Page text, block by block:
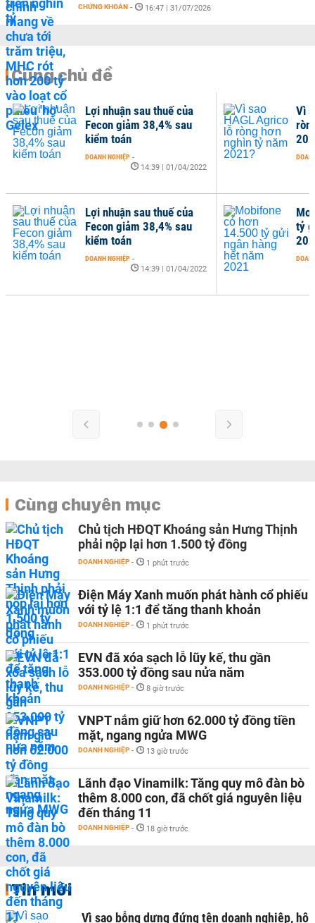
CHỨNG KHOÁN - 16:47 | 31/07/2026
Cùng chủ đề
tỷ
Lợi nhuận sau thuế của
Fecon giảm 38,4% sau
kiểm toán
DOANH NGHIỆP -
14:39 | 01/04/2022
Lợi nhuận sau thuế của
Fecon giảm 38,4% sau
kiểm toán
DOANH NGHIỆP -
14:39 | 01/04/2022
Vì
Cùng chuyên mục
Chủ tịch HĐQT Khoáng sản Hưng Thịnh
phải nộp lại hơn 1.500 tỷ đồng
DOANH NGHIỆP - 1 phút trước
Điện Máy Xanh muốn phát hành cổ phiếu
với tỷ lệ 1:1 để tăng thanh khoản
DOANH NGHIỆP - 1 phút trước
EVN đã xóa sạch lỗ lũy kế, thu gần
353.000 tỷ đồng sau nửa năm
DOANH NGHIỆP - 8 giờ trước
VNPT nắm giữ hơn 62.000 tỷ đồng tiền
mặt, ngang ngửa MWG
DOANH NGHIỆP - 13 giờ trước
Lãnh đạo Vinamilk: Tăng quy mô đàn bò
thêm 8.000 con, đã chốt giá nguyên liệu
đến tháng 11
DOANH NGHIỆP - 18 giờ trước
Tin mới
Vì sao bỗng dưng đứng tên doanh nghiệp, hộ